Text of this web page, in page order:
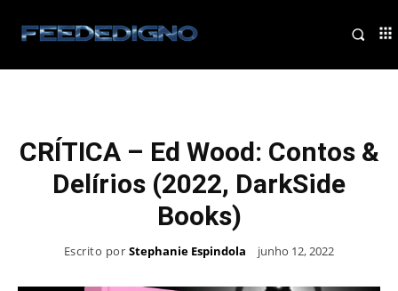
CRÍTICA – Ed Wood: Contos &
Delírios (2022, DarkSide
Books)
Escrito por Stephanie Espindola junho 12, 2022